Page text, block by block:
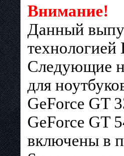
Внимание!
Данный
Cледующие
для
GeForce GT
GeForce GT
включены в